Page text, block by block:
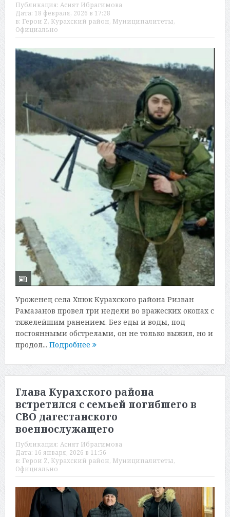
Публикация: Асият Ибрагимова
Дата: 18 февраля, 2026 в 17:28
в: Герои Z, Курахский район, Муниципалитеты,
Официально
Уроженец села Хпюк Курахского района Ризван
Рамазанов провел три недели во вражеских окопах с
тяжелейшим ранением. Без еды и воды, под
постоянными обстрелами, он не только выжил, но и
продол... Подробнее
Глава Курахского района
встретился с семьей погибшего в
СВО дагестанского
военнослужащего
Публикация: Асият Ибрагимова
Дата: 16 января, 2026 в 11:56
в: Герои Z, Курахский район, Муниципалитеты,
Официально